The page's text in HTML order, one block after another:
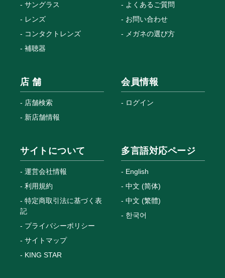
サングラス
レンズ
コンタクトレンズ
補聴器
よくあるご質問
お問い合わせ
メガネの選び方
店 舗
店舗検索
新店舗情報
会員情報
ログイン
サイトについて
運営会社情報
利用規約
特定商取引法に基づく表
記
プライバシーポリシー
サイトマップ
KING STAR
多言語対応ページ
English
中文 (简体)
中文 (繁體)
한국어